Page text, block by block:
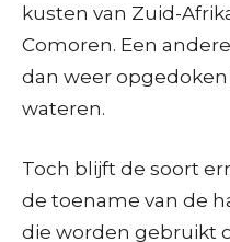
kusten van Zuid-
Comoren. Een
dan weer
wateren.
Toch blijft de soort
de toename van de
die worden gebruikt